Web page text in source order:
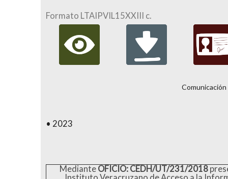
Formato LTAIPVIL15XXIII c.
Comunicación
2023
Mediante OFICIO: CEDH/UT/231/2018